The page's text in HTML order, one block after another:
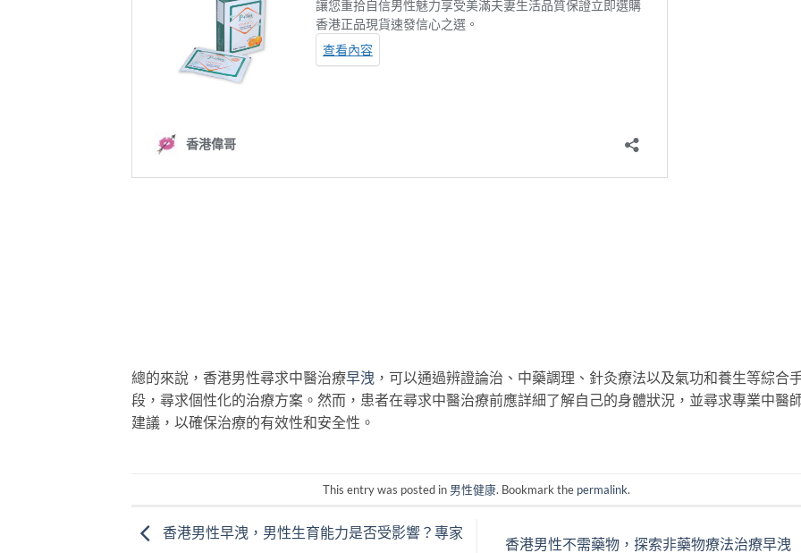
總的來說，香港男性尋求中醫治療早洩 ，可以通過辨證論治、中藥調理、針灸療法以及氣功和養生等綜合
段，尋求個性化的治療方案。然而，患者在尋求中醫治療前應詳細了解自己的身體狀況，並尋求專業中醫
建議，以確保治療的有效性和安全性。
This entry was posted in 男性健康. Bookmark the permalink.
香港男性早洩，男性生育能力是否受影響？專家
香港男性不需藥物，探索非藥物療法治療早洩